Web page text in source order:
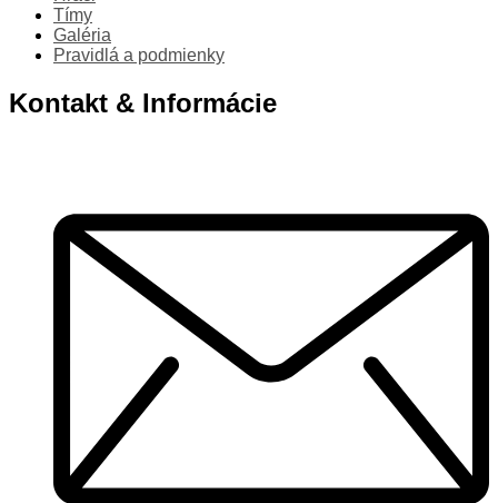
Tímy
Galéria
Pravidlá a podmienky
Kontakt & Informácie